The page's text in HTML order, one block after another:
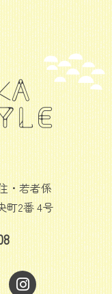
・若者係
町2番 4号